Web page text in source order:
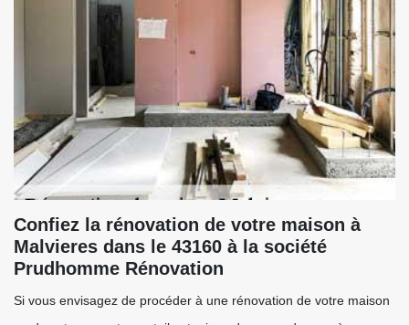
Confiez la rénovation de votre maison à
Malvieres dans le 43160 à la société
Prudhomme Rénovation
Si vous envisagez de procéder à une rénovation de votre maison